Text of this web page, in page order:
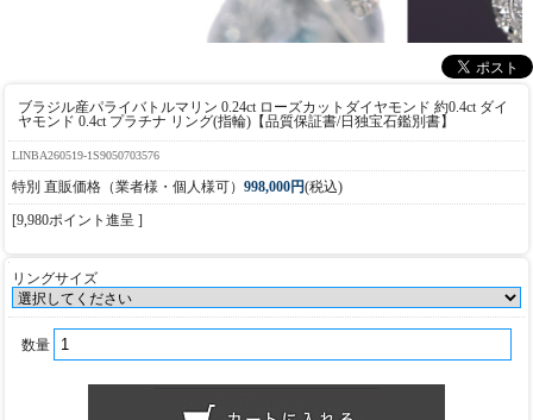
ブラジル産パライバトルマリン 0.24ct ローズカットダイヤモンド 約0.4ct ダイ
ヤモンド 0.4ct プラチナ リング(指輪)【品質保証書/日独宝石鑑別書】
LINBA260519-1S9050703576
特別 直販価格（業者様・個人様可） 998,000円(税込)
[9,980ポイント進呈 ]
リングサイズ
数量